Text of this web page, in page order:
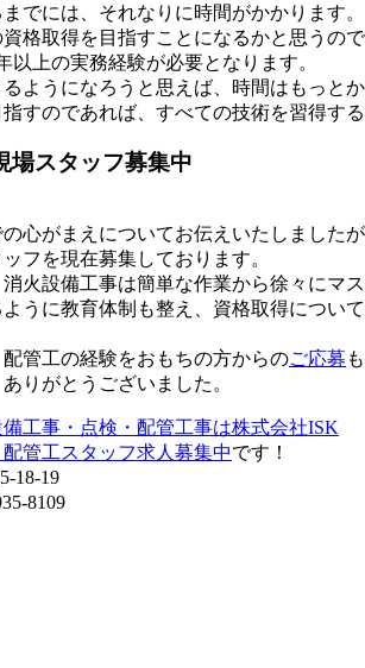
でには、それなりに時間がかかります。
格取得を目指すことになるかと思うの
上の実務経験が必要となります。
ようになろうと思えば、時間はもっとか
すのであれば、すべての技術を習得す
場スタッフ募集中
心がまえについてお伝えいたしました
フを現在募集しております。
火設備工事は簡単な作業から徐々にマ
うに教育体制も整え、資格取得につい
管工の経験をおもちの方からのご応募
りがとうございました。
工事・点検・配管工事は株式会社ISK
管工スタッフ求人募集中です！
18-19
8109